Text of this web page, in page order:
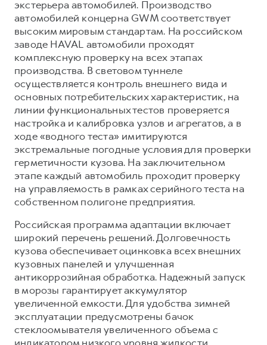
экстерьера автомобилей. Производство
автомобилей концерна GWM соответствует
высоким мировым стандартам. На российском
заводе HAVAL автомобили проходят
комплексную проверку на всех этапах
производства. В световом туннеле
осуществляется контроль внешнего вида и
основных потребительских характеристик, на
линии функциональных тестов проверяется
настройка и калибровка узлов и агрегатов, а в
ходе «водного теста» имитируются
экстремальные погодные условия для проверки
герметичности кузова. На заключительном
этапе каждый автомобиль проходит проверку
на управляемость в рамках серийного теста на
собственном полигоне предприятия.
Российская программа адаптации включает
широкий перечень решений. Долговечность
кузова обеспечивает оцинковка всех внешних
кузовных панелей и улучшенная
антикоррозийная обработка. Надежный запуск
в морозы гарантирует аккумулятор
увеличенной емкости. Для удобства зимней
эксплуатации предусмотрены бачок
стеклоомывателя увеличенного объема с